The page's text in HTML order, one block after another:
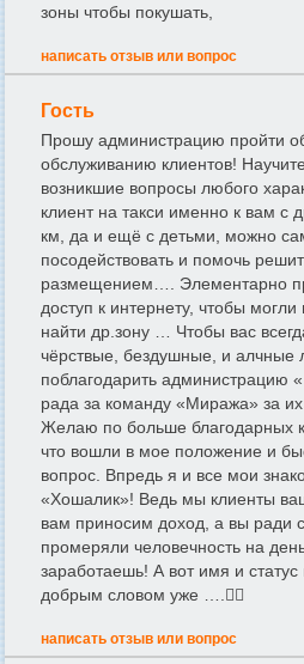
зоны чтобы покушать,
написать отзыв или вопрос
Гость
Прошу администрацию пройти
обслуживанию клиентов!
возникшие вопросы любого
клиент на такси именно к вам с
км, да и ещё с детьми, можно
посодействовать и помочь
размещением…. Элементарно
доступ к интернету, чтобы
найти др.зону … Чтобы вас
чёрствые, бездушные, и алчные
поблагодарить администрацию
рада за команду «Миража» за
Желаю по больше благодарных
что вошли в мое положение и
вопрос. Впредь я и все мои
«Хошалик»! Ведь мы клиенты
вам приносим доход, а вы ради
промеряли человечность на
заработаешь! А вот имя и
добрым словом уже ….🤷‍♀️
написать отзыв или вопрос